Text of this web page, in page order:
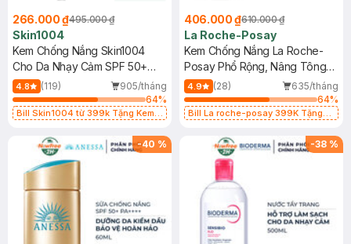
266.000 ₫495.000 ₫
Skin1004
Kem Chống Nắng Skin1004
Cho Da Nhạy Cảm SPF 50+
50ml
4.8 (119)
905/tháng
64%
Bill Skin1004 từ 399k Tặng Kem
SPF 50+ 20ml (SL Có Hạn)
406.000 ₫610.000 ₫
La Roche-Posay
Kem Chống Nắng La Roche-
Posay Phổ Rộng, Nâng Tông
Kiềm Dầu 50ml
4.9 (28)
635/tháng
64%
Bill La roche-posay 399K Tặng
(SL có hạn)
-40 % -38 %